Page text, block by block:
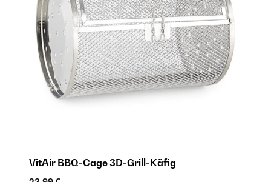
VitAir BBQ-Cage 3D-Grill-Käfig